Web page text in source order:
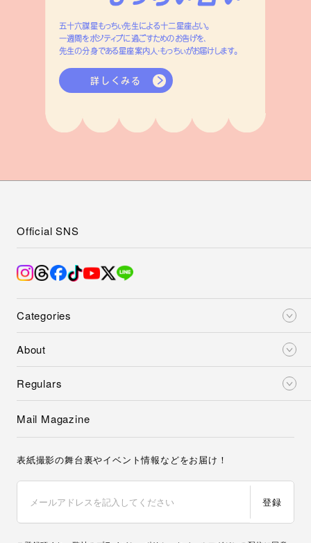
五十六謀星もっちぃ先生による十二星座占い。
一週間をポジティブに過ごすためのお告げを、
先生の分身である星座案内人・もっちぃがお届けします。
詳しくみる
Categories
About
Regulars
Official SNS
Mail Magazine
表紙撮影の舞台裏やイベント情報などをお届け！
登録